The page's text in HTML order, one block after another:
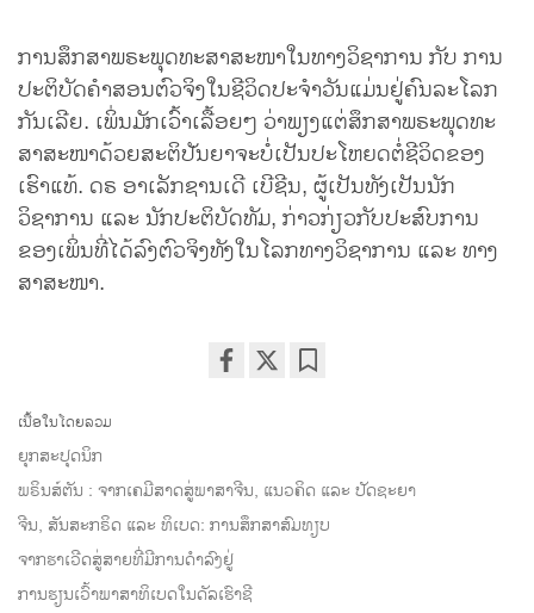
ການສຶກສາພຣະພຸດທະສາສະໜາໃນທາງວິຊາການ ກັບ ການ
ປະຕິບັດຄຳສອນຕົວຈິງໃນຊີວິດປະຈໍາວັນແມ່ນຢູ່ຄົນລະໂລກ
ກັນເລີຍ. ເພິ່ນມັກເວົ້າເລື້ອຍໆ ວ່າພຽງແຕ່ສຶກສາພຣະພຸດທະ
ສາສະໜາດ້ວຍສະຕິປັນຍາຈະບໍ່ເປັນປະໂຫຍດຕໍ່ຊີວິດຂອງ
ເຮົາແທ້. ດຣ ອາເລັກຊານເດີ ເບີຊີນ, ຜູ້ເປັນທັງເປັນນັກ
ວິຊາການ ແລະ ນັກປະຕິບັດທັມ, ກ່າວກ່ຽວກັບປະສົບການ
ຂອງເພິ່ນທີ່ໄດ້ລົງຕົວຈິງທັງໃນໂລກທາງວິຊາການ ແລະ ທາງ
ສາສະໜາ.
ເນື້ອໃນໂດຍລວມ
ຍຸກສະປຸດນິກ
ພຣິນສ໌ຕັນ : ຈາກເຄມີສາດສູ່ພາສາຈີນ, ແນວຄິດ ແລະ ປັດຊະຍາ
ຈີນ, ສັນສະກຣິດ ແລະ ທິເບດ: ການສຶກສາສົມທຽບ
ຈາກຮາເວີດສູ່ສາຍທີ່ມີການດຳລົງຢູ່
ການຮຽນເວົ້າພາສາທິເບດໃນດັລເຮົາຊີ